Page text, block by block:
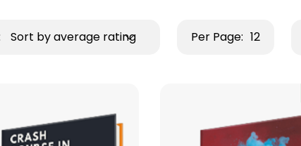
Sort by average rating Per Page: 12